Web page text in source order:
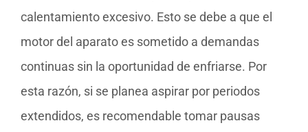
calentamiento excesivo. Esto se debe a que el
motor del aparato es sometido a demandas
continuas sin la oportunidad de enfriarse. Por
esta razón, si se planea aspirar por periodos
extendidos, es recomendable tomar pausas